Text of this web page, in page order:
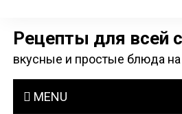
Рецепты для всей
вкусные и простые блюда
MENU